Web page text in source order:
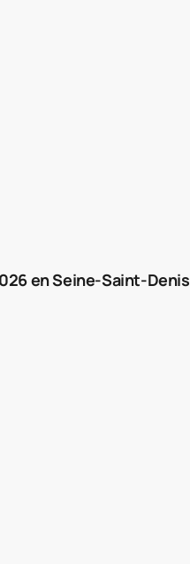
en Seine-Saint-Denis